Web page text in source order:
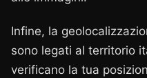
Infine, la
sono legati al territorio
verificano la tua